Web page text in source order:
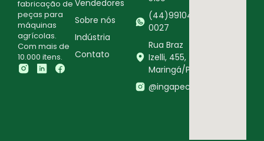
fabricação de
peças para
máquinas
agrícolas.
Com mais de
10.000 itens.
Vendedores
Sobre nós
Indústria
Contato
(44)99104-
0027
Rua Braz
Izelli, 455,
Maringá/PR
@ingapecasagricolas